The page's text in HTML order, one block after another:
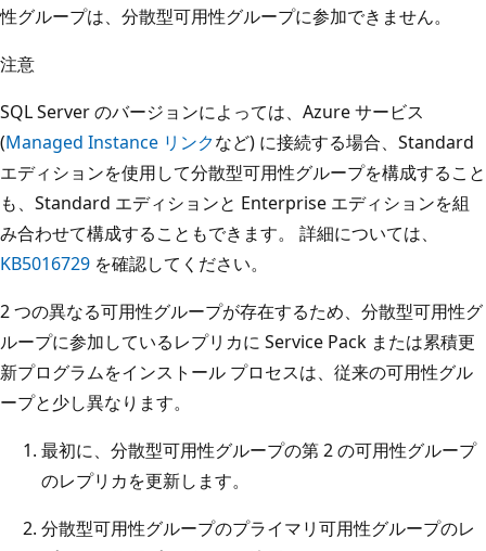
性グループは、分散型可用性グループに参加できません。
注意
SQL Server のバージョンによっては、Azure サービス
(Managed Instance リンクなど) に接続する場合、Standard
エディションを使用して分散型可用性グループを構成すること
も、Standard エディションと Enterprise エディションを組
み合わせて構成することもできます。 詳細については、
KB5016729 を確認してください。
2 つの異なる可用性グループが存在するため、分散型可用性グ
ループに参加しているレプリカに Service Pack または累積更
新プログラムをインストール プロセスは、従来の可用性グル
ープと少し異なります。
最初に、分散型可用性グループの第 2 の可用性グループ
のレプリカを更新します。
分散型可用性グループのプライマリ可用性グループのレ